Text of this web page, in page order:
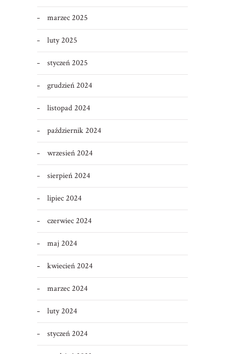
marzec 2025
luty 2025
styczeń 2025
grudzień 2024
listopad 2024
październik 2024
wrzesień 2024
sierpień 2024
lipiec 2024
czerwiec 2024
maj 2024
kwiecień 2024
marzec 2024
luty 2024
styczeń 2024